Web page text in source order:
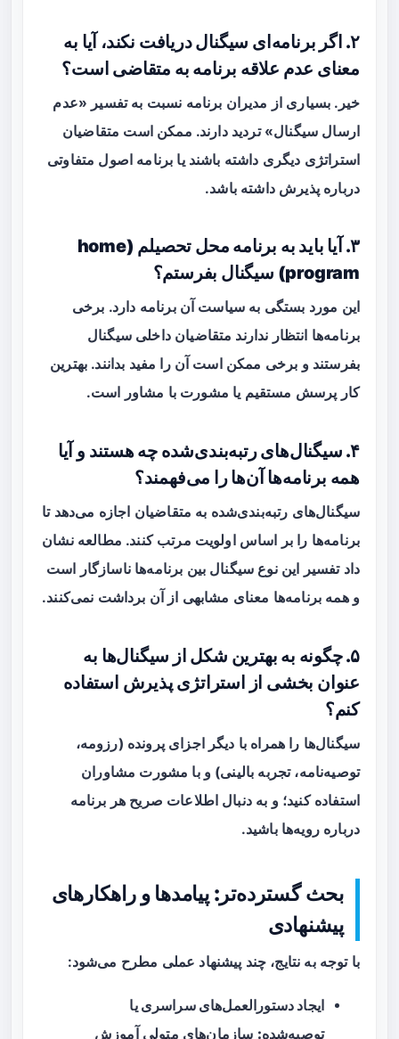
۲. اگر برنامه‌ای سیگنال دریافت نکند، آیا به
معنای عدم علاقه برنامه به متقاضی است؟
خیر. بسیاری از مدیران برنامه نسبت به تفسیر «عدم
ارسال سیگنال» تردید دارند. ممکن است متقاضیان
استراتژی دیگری داشته باشند یا برنامه اصول متفاوتی
درباره پذیرش داشته باشد.
۳. آیا باید به برنامه محل تحصیلم (home
program) سیگنال بفرستم؟
این مورد بستگی به سیاست آن برنامه دارد. برخی
برنامه‌ها انتظار ندارند متقاضیان داخلی سیگنال
بفرستند و برخی ممکن است آن را مفید بدانند. بهترین
کار پرسش مستقیم یا مشورت با مشاور است.
۴. سیگنال‌های رتبه‌بندی‌شده چه هستند و آیا
همه برنامه‌ها آن‌ها را می‌فهمند؟
سیگنال‌های رتبه‌بندی‌شده به متقاضیان اجازه می‌دهد تا
برنامه‌ها را بر اساس اولویت مرتب کنند. مطالعه نشان
داد تفسیر این نوع سیگنال بین برنامه‌هاناسازگار
است
و همه برنامه‌ها معنای مشابهی از آن برداشت نمی‌کنند.
۵. چگونه به بهترین شکل از سیگنال‌ها به
عنوان بخشی از استراتژی پذیرش استفاده
کنم؟
سیگنال‌ها را همراه با دیگر اجزای پرونده (رزومه،
توصیه‌نامه، تجربه بالینی) و با مشورت مشاوران
استفاده کنید؛ و به دنبال اطلاعات صریح هر برنامه
درباره رویه‌ها باشید.
بحث گسترده‌تر: پیامدها و راهکارهای
پیشنهادی
با توجه به نتایج، چند پیشنهاد عملی مطرح می‌شود:
ایجاد دستورالعمل‌های سراسری یا
توصیه‌شده: سازمان‌های متولی آموزش